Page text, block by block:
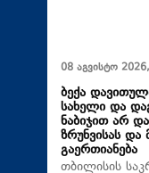
08 აგვისტო 2026,
ბექა
სახელი და
ნაბიჯით არ
ზრუნვისას
გაერთიანება
თბილისის